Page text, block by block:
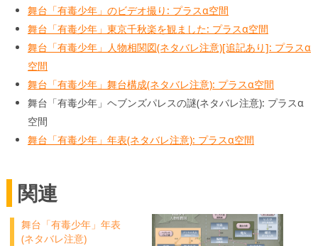
舞台「有毒少年」のビデオ撮り: プラスα空間
舞台「有毒少年」東京千秋楽を観ました: プラスα空間
舞台「有毒少年」人物相関図(ネタバレ注意)[追記あり]: プラスα
空間
舞台「有毒少年」舞台構成(ネタバレ注意): プラスα空間
舞台「有毒少年」ヘブンズパレスの謎(ネタバレ注意): プラスα
空間
舞台「有毒少年」年表(ネタバレ注意): プラスα空間
関連
舞台「有毒少年」年表
(ネタバレ注意)